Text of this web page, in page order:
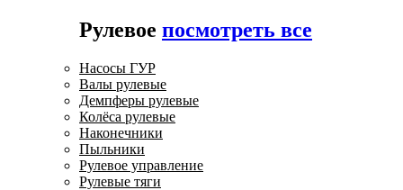
Рулевое посмотреть все
Насосы ГУР
Валы рулевые
Демпферы рулевые
Колёса рулевые
Наконечники
Пыльники
Рулевое управление
Рулевые тяги